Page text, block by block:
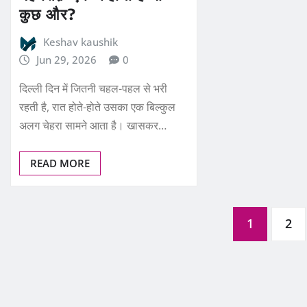
कुछ और?
Keshav kaushik
Jun 29, 2026
0
दिल्ली दिन में जितनी चहल-पहल से भरी
रहती है, रात होते-होते उसका एक बिल्कुल
अलग चेहरा सामने आता है। खासकर…
READ MORE
1 2